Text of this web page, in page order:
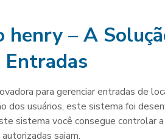
henry – A
Entradas
para gerenciar entradas de
dos usuários, este sistema foi
sistema você consegue controlar
saiam.